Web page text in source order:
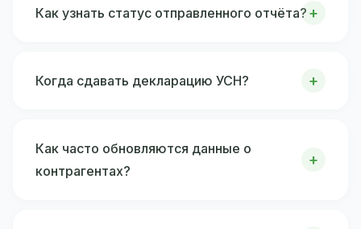
Как узнать статус отправленного отчёта?
Когда сдавать декларацию УСН?
Как часто обновляются данные о
контрагентах?